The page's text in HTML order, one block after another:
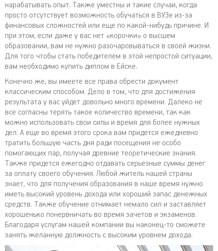
нарабатывать опыт. Также уместны и такие случаи, когда
просто отсутствует возможность обучаться в ВУЗе из-за
финансовых сложностей или еще по какой-нибудь причине. И
при этом, если даже у вас нет «корочки» о высшем
образовании, вам не нужно разочаровываться в своей жизни.
Для того чтобы стать победителем в этой непростой ситуации,
вам необходимо купить диплом в Ейске.
Конечно же, вы имеете все права обрести документ
классическим способом. Дело в том, что для достижения
результата у вас уйдет довольно много времени. Далеко не
все согласны терять такое количество времени, так как
можно использовать свои силы и время для более нужных
дел. А еще во время этого срока вам придется ежедневно
тратить большую часть дня ради посещения не особо
помогающих пар, получая древние теоретические знания.
Также придется ежегодно отдавать серьезные суммы денег
за оплату своего обучения. Любой житель нашей страны
знает, что для получения образования в наше время нужно
иметь высокий уровень дохода или хороший запас денежных
средств. Также обучение отнимает немало сил и заставляет
хорошенько понервничать во время зачетов и экзаменов.
Благодаря услугам нашей компании вы наконец-то сможете
занять желанную должность с высоким уровнем дохода.